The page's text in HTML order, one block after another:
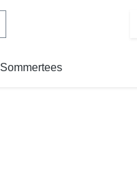
Sommertees